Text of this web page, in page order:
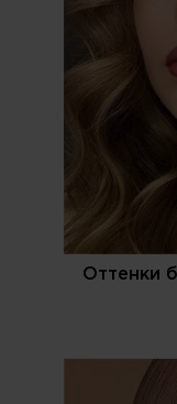
Оттенки